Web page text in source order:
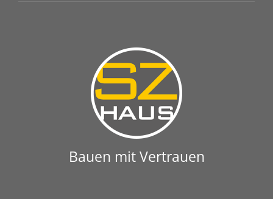
Bauen mit Vertrauen